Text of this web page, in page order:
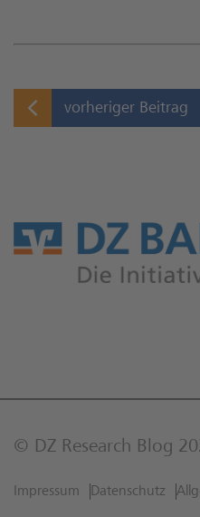
vorheriger Beitrag
© DZ Research Blog
Impressum Datenschutz